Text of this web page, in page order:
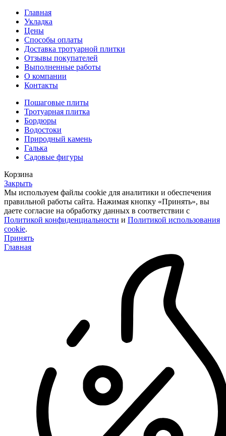
Главная
Укладка
Цены
Способы оплаты
Доставка тротуарной плитки
Отзывы покупателей
Выполненные работы
О компании
Контакты
Пошаговые плиты
Тротуарная плитка
Бордюры
Водостоки
Природный камень
Галька
Садовые фигуры
Корзина
Закрыть
Мы используем файлы cookie для аналитики и обеспечения
правильной работы сайта. Нажимая кнопку «Принять», вы
даете согласие на обработку данных в соответствии с
Политикой конфиденциальности и Политикой использования
cookie.
Принять
Главная